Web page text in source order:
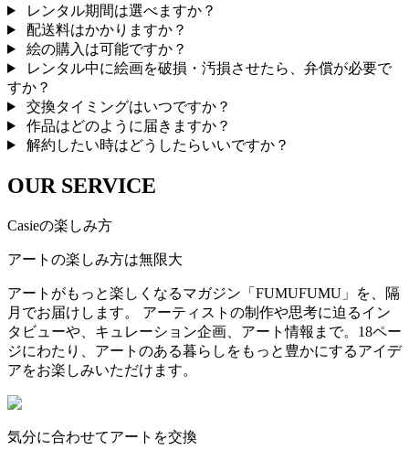
レンタル期間は選べますか？
配送料はかかりますか？
絵の購入は可能ですか？
レンタル中に絵画を破損・汚損させたら、弁償が必要で
すか？
交換タイミングはいつですか？
作品はどのように届きますか？
解約したい時はどうしたらいいですか？
OUR SERVICE
Casieの楽しみ方
アートの楽しみ方は無限大
アートがもっと楽しくなるマガジン「FUMUFUMU」を、隔
月でお届けします。 アーティストの制作や思考に迫るイン
タビューや、キュレーション企画、アート情報まで。18ペー
ジにわたり、アートのある暮らしをもっと豊かにするアイデ
アをお楽しみいただけます。
気分に合わせてアートを交換